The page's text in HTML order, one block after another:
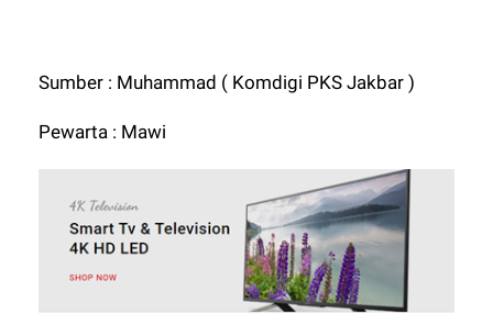
Sumber : Muhammad ( Komdigi PKS Jakbar )
Pewarta : Mawi